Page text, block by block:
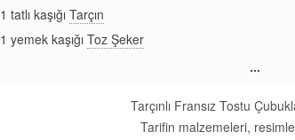
1 tatlı kaşığı Tarçın
1 yemek kaşığı Toz Şeker
...
Tarçınlı Fransız Tostu
Tarifin malzemeleri,